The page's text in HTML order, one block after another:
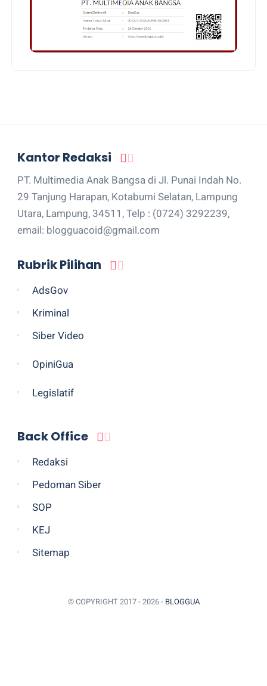
Kantor Redaksi
PT. Multimedia Anak Bangsa di Jl. Punai Indah No.
29 Tanjung Harapan, Kotabumi Selatan, Lampung
Utara, Lampung, 34511, Telp : (0724) 3292239,
email: blogguacoid@gmail.com
Rubrik Pilihan
AdsGov
Kriminal
Siber Video
OpiniGua
Legislatif
Back Office
Redaksi
Pedoman Siber
SOP
KEJ
Sitemap
© COPYRIGHT 2017 - 2026 - BLOGGUA